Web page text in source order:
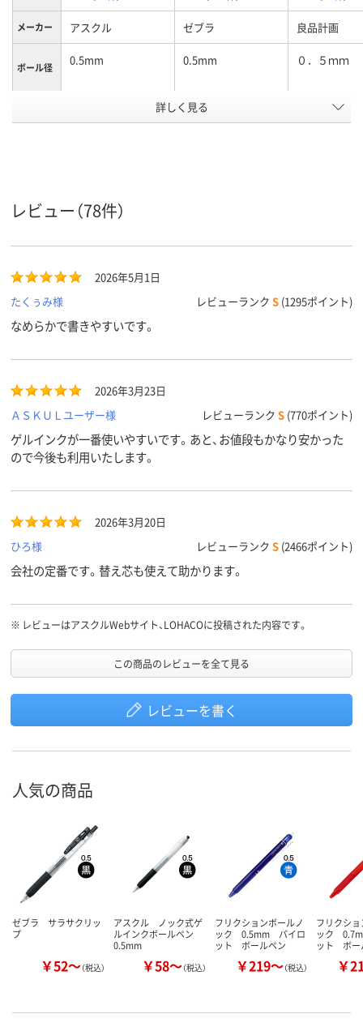
メーカー アスクル ゼブラ 良品計画
ボール径 0.5mm 0.5mm ０．５ｍｍ
クリアカラー／ブラ
ック
ブラック
ループ
レッド系
アスクル
スコア
75
詳しく見る
レビュー（78件）
2026年5月1日
たくぅみ様
レビューランク S (1295ポイント)
なめらかで書きやすいです。
2026年3月23日
ＡＳＫＵＬユーザー様
レビューランク S (770ポイント)
ゲルインクが一番使いやすいです。あと、お値段もかなり安かった
ので今後も利用いたします。
2026年3月20日
ひろ様
レビューランク S (2466ポイント)
会社の定番です。替え芯も使えて助かります。
※ レビューはアスクルWebサイト、LOHACOに投稿された内容です。
この商品のレビューを全て見る
レビューを書く
人気の商品
ゼブラ サラサクリッ
プ
￥52～（税込）
アスクル ノック式ゲ
ルインクボールペン
0.5mm
￥58～（税込）
フリクションボールノ
ック 0.5mm パイロ
ット ボールペン
￥219～（税込）
フリクシ
ック
ット ボー
￥